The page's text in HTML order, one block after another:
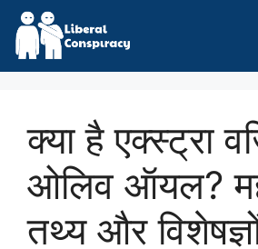
Skip
content
क्या है एक्स्ट्रा
ओलिव ऑयल?
तथ्य और